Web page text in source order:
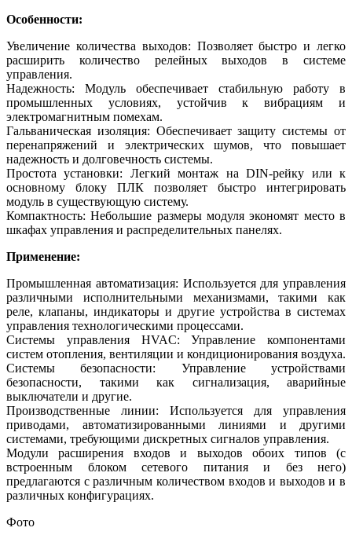
Особенности:
Увеличение количества выходов: Позволяет быстро и легко
расширить количество релейных выходов в системе
управления.
Надежность: Модуль обеспечивает стабильную работу в
промышленных условиях, устойчив к вибрациям и
электромагнитным помехам.
Гальваническая изоляция: Обеспечивает защиту системы от
перенапряжений и электрических шумов, что повышает
надежность и долговечность системы.
Простота установки: Легкий монтаж на DIN-рейку или к
основному блоку ПЛК позволяет быстро интегрировать
модуль в существующую систему.
Компактность: Небольшие размеры модуля экономят место в
шкафах управления и распределительных панелях.
Применение:
Промышленная автоматизация: Используется для управления
различными исполнительными механизмами, такими как
реле, клапаны, индикаторы и другие устройства в системах
управления технологическими процессами.
Системы управления HVAC: Управление компонентами
систем отопления, вентиляции и кондиционирования воздуха.
Системы безопасности: Управление устройствами
безопасности, такими как сигнализация, аварийные
выключатели и другие.
Производственные линии: Используется для управления
приводами, автоматизированными линиями и другими
системами, требующими дискретных сигналов управления.
Модули расширения входов и выходов обоих типов (с
встроенным блоком сетевого питания и без него)
предлагаются с различным количеством входов и выходов и в
различных конфигурациях.
Фото